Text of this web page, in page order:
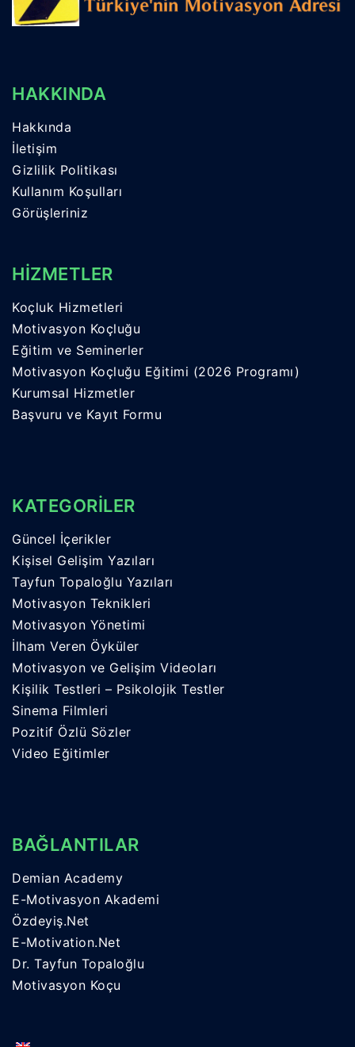
HAKKINDA
Hakkında
İletişim
Gizlilik Politikası
Kullanım Koşulları
Görüşleriniz
HİZMETLER
Koçluk Hizmetleri
Motivasyon Koçluğu
Eğitim ve Seminerler
Motivasyon Koçluğu Eğitimi (2026 Programı)
Kurumsal Hizmetler
Başvuru ve Kayıt Formu
KATEGORİLER
Güncel İçerikler
Kişisel Gelişim Yazıları
Tayfun Topaloğlu Yazıları
Motivasyon Teknikleri
Motivasyon Yönetimi
İlham Veren Öyküler
Motivasyon ve Gelişim Videoları
Kişilik Testleri – Psikolojik Testler
Sinema Filmleri
Pozitif Özlü Sözler
Video Eğitimler
BAĞLANTILAR
Demian Academy
E-Motivasyon Akademi
Özdeyiş.Net
E-Motivation.Net
Dr. Tayfun Topaloğlu
Motivasyon Koçu